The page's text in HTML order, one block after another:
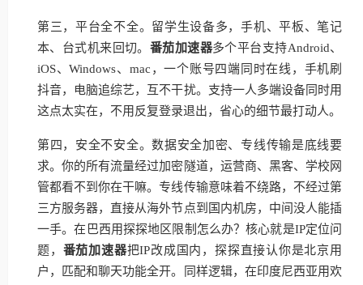
第三，平台全不全。留学生设备多，手机、平板、笔记
本、台式机来回切。 番茄加速器多个平台支持Android、
iOS、Windows、mac，一个账号四端同时在线，手机刷
抖音，电脑追综艺，互不干扰。支持一人多端设备同时用
这点太实在，不用反复登录退出，省心的细节最打动人。
第四，安全不安全。数据安全加密、专线传输是底线要
求。你的所有流量经过加密隧道，运营商、黑客、学校网
管都看不到你在干嘛。专线传输意味着不绕路，不经过第
三方服务器，直接从海外节点到国内机房，中间没人能插
一手。在巴西用探探地区限制怎么办？核心就是IP定位问
题， 番茄加速器把IP改成国内，探探直接认你是北京用
户，匹配和聊天功能全开。同样逻辑，在印度尼西亚用欢